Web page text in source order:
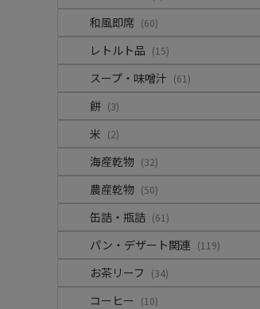
和風即席 (60)
レトルト品 (15)
スープ・味噌汁 (61)
餅 (3)
米 (2)
海産乾物 (32)
農産乾物 (50)
缶詰・瓶詰 (61)
パン・デザート関連 (119)
お茶リーフ (34)
コーヒー (10)